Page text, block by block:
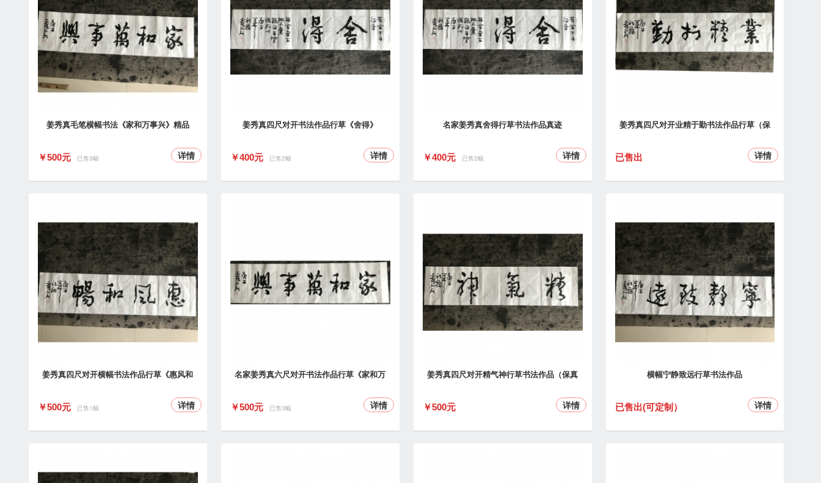
姜秀真毛笔横幅书法《家和万事兴》精品
￥500元 已售3幅 详情
姜秀真四尺对开书法作品行草《舍得》
￥400元 已售2幅 详情
名家姜秀真舍得行草书法作品真迹
￥400元 已售2幅 详情
姜秀真四尺对开业精于勤书法作品行草（保
已售出 详情
姜秀真四尺对开横幅书法作品行草《惠风和
￥500元 已售1幅 详情
名家姜秀真六尺对开书法作品行草《家和万
￥500元 已售3幅 详情
姜秀真四尺对开精气神行草书法作品（保真
￥500元 详情
横幅宁静致远行草书法作品
已售出(可定制） 详情